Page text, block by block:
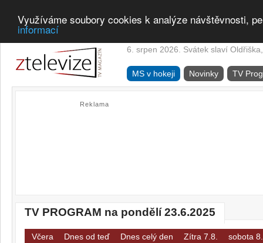
Využíváme soubory cookies k analýze návštěvnosti,
informací
6. srpen 2026. Svátek slaví
MS v hokeji Novinky TV
Reklama
TV PROGRAM na pondělí 23.6.2025
Včera Dnes od teď Dnes celý den Zítra 7.8. sobota